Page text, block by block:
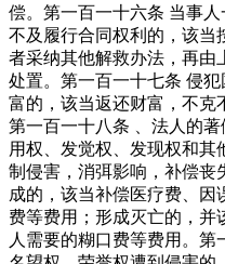
偿。第一百一十六条 当事
不及履行合同权利的，该当
者采纳其他解救办法，再由
处置。第一百一十七条 侵
富的，该当返还财富，不克
第一百一十八条 、法人的
用权、发觉权、发现权和其
制侵害，消弭影响，补偿丧
成的，该当补偿医疗费、
费等费用；形成灭亡的，并
人需要的糊口费等费用。第